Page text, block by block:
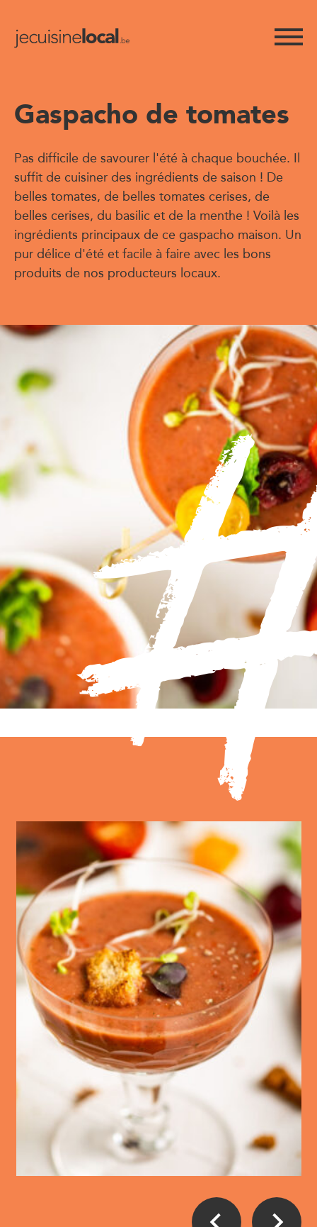
Gaspacho de tomates
Pas difficile de savourer l'été à chaque bouchée. Il
suffit de cuisiner des ingrédients de saison ! De
belles tomates, de belles tomates cerises, de
belles cerises, du basilic et de la menthe ! Voilà les
ingrédients principaux de ce gaspacho maison. Un
pur délice d'été et facile à faire avec les bons
produits de nos producteurs locaux.